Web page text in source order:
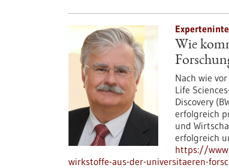
Wie
Nach wie
Life
Discovery
erfolgreich
und
erfolgreich
https://
wirkstoffe-aus-der-universitaeren-